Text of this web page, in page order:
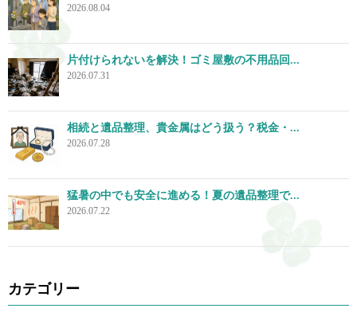
2026.08.04
片付けられないを解決！ゴミ屋敷の不用品回...
2026.07.31
相続と遺品整理、貴金属はどう扱う？税金・...
2026.07.28
猛暑の中でも安全に進める！夏の遺品整理で...
2026.07.22
カテゴリー